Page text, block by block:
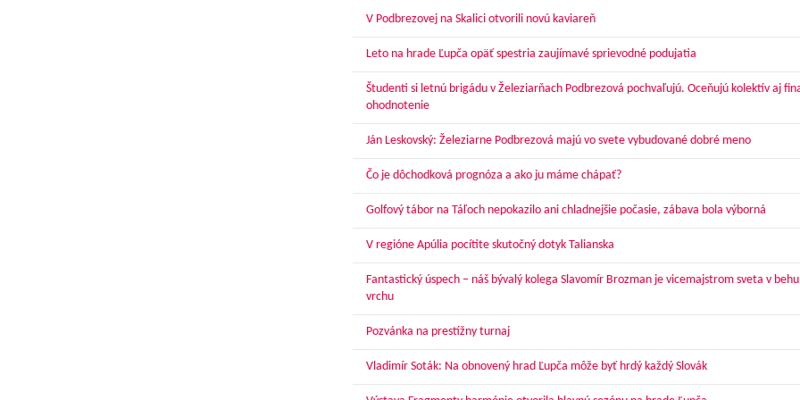
V Podbrezovej na Skalici otvorili novú kaviareň
Leto na hrade Ľupča opäť spestria zaujímavé sprievodné podujatia
Študenti si letnú brigádu v Železiarňach Podbrezová pochvaľujú. Oceňujú kolektív aj
ohodnotenie
Ján Leskovský: Železiarne Podbrezová majú vo svete vybudované dobré meno
Čo je dôchodková prognóza a ako ju máme chápať?
Golfový tábor na Táľoch nepokazilo ani chladnejšie počasie, zábava bola výborná
V regióne Apúlia pocítite skutočný dotyk Talianska
Fantastický úspech – náš bývalý kolega Slavomír Brozman je vicemajstrom sveta v
vrchu
Pozvánka na prestížny turnaj
Vladimír Soták: Na obnovený hrad Ľupča môže byť hrdý každý Slovák